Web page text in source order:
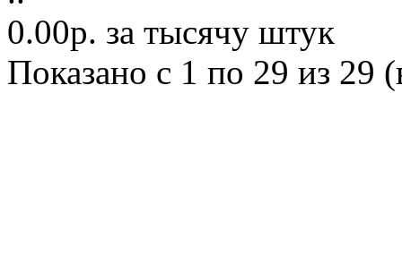
0.00р. за тысячу штук
Показано с 1 по 29 из 29